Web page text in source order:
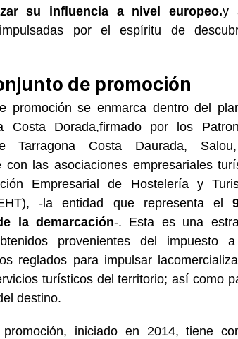
su influencia a nivel europeo.y
por el espíritu de
de promoción
promoción se enmarca dentro del
Costa Dorada,firmado por los
Tarragona Costa Daurada,
con las asociaciones empresariales
Empresarial de Hostelería y
-la entidad que representa el
la demarcación-. Esta es una
provenientes del impuesto
reglados para impulsar la
turísticos del territorio; así como
destino.
iniciado en 2014, tiene